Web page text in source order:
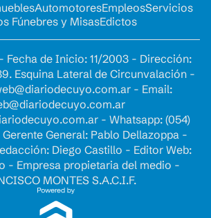
AutomotoresEmpleosServicios
Fúnebres y MisasEdictos
Fecha de Inicio: 11/2003 - Dirección:
Esquina Lateral de Circunvalación -
- Email:
- Whatsapp: (054)
General: Pablo Dellazoppa -
Diego Castillo - Editor Web:
- Empresa propietaria del medio -
MONTES S.A.C.I.F.